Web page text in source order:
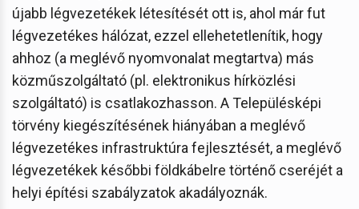
újabb légvezetékek létesítését ott is, ahol már fut
légvezetékes hálózat, ezzel ellehetetlenítik, hogy
ahhoz (a meglévő nyomvonalat megtartva) más
közműszolgáltató (pl. elektronikus hírközlési
szolgáltató) is csatlakozhasson. A Településképi
törvény kiegészítésének hiányában a meglévő
légvezetékes infrastruktúra fejlesztését, a meglévő
légvezetékek későbbi földkábelre történő cseréjét a
helyi építési szabályzatok akadályoznák.